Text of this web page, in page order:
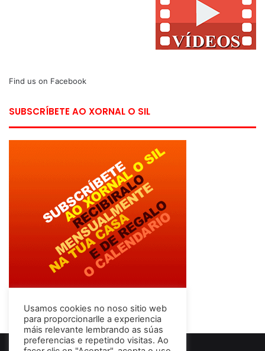
Find us on Facebook
SUBSCRÍBETE AO XORNAL O SIL
Usamos cookies no noso sitio web
para proporcionarlle a experiencia
máis relevante lembrando as súas
preferencias e repetindo visitas. Ao